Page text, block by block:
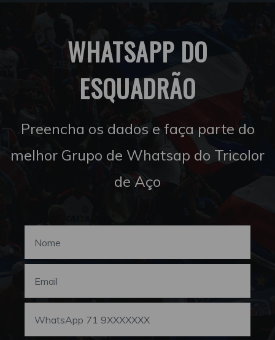
WHATSAPP DO
ESQUADRÃO
Preencha os dados e faça parte do
melhor Grupo de Whatsap do Tricolor
de Aço